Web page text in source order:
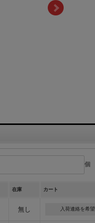
個
在庫 カート
無し 入荷連絡を希望